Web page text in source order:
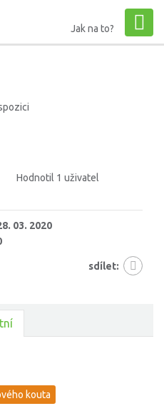
Jak na to?
Hodnotil 1 uživatel
03. 2020
sdílet:
kouta